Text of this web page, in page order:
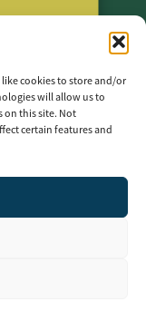
cookies to store and/or
will allow us to
on this site. Not
certain features and